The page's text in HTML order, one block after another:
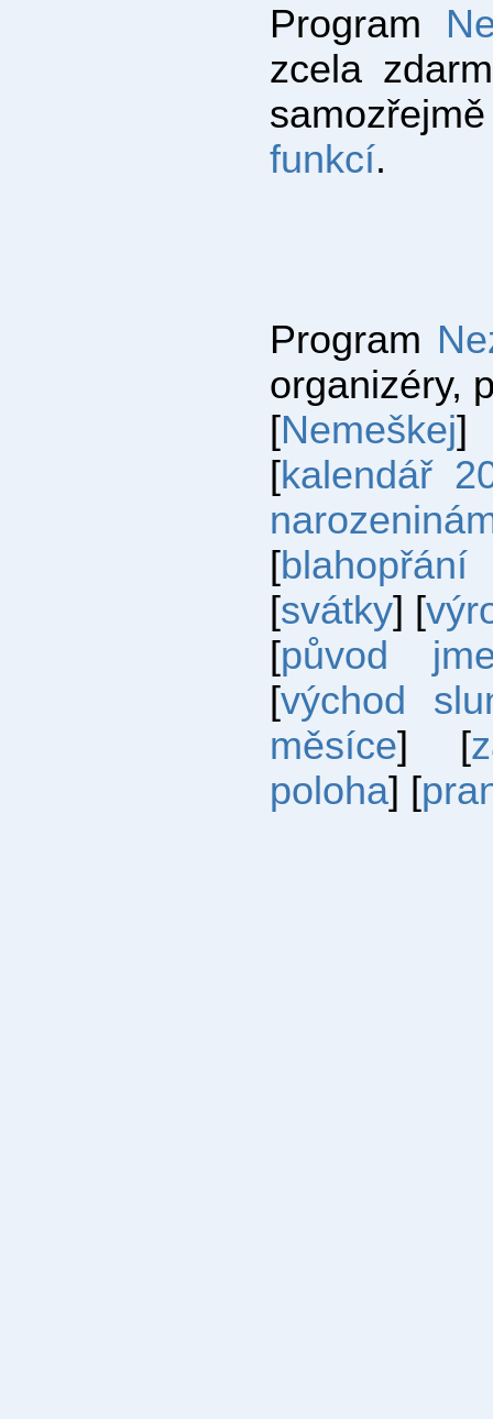
Program
zcela
funkcí.
Program
organizéry,
[Nemeškej]
[kalendář
[
[svátky] [
[původ
[východ
měsíce] [
poloha] [